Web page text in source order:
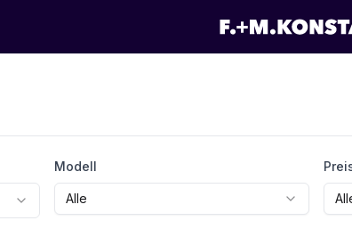
Modell
Alle